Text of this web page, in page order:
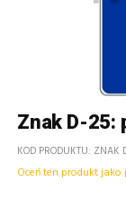
Znak D-25:
KOD PRODUKTU ZNAK
Oceń ten produkt